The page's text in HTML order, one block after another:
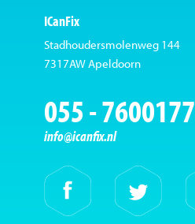
ICanFix
Stadhoudersmolenweg 144
7317AW Apeldoorn
055 - 7600177
info@icanfix.nl